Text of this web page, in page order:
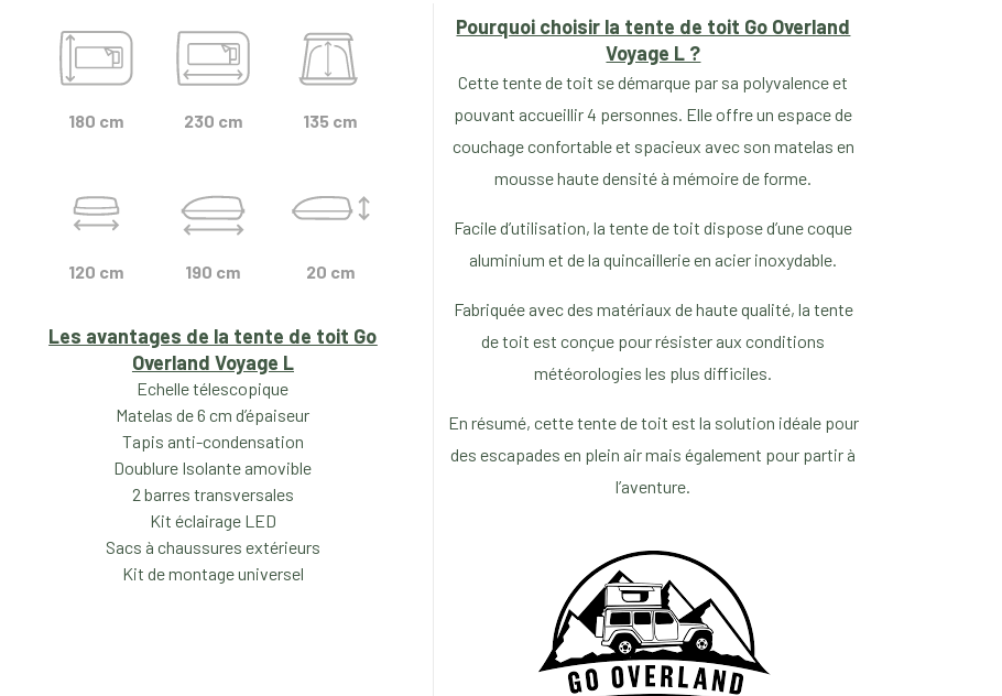
180 cm
120 cm
230 cm
190 cm
135 cm
20 cm
Les avantages de la tente de toit Go
Overland Voyage L
Echelle télescopique
Matelas de 6 cm d’épaiseur
Tapis anti-condensation
Doublure Isolante amovible
2 barres transversales
Kit éclairage LED
Sacs à chaussures extérieurs
Kit de montage universel
Pourquoi choisir la tente de toit Go Overland
Voyage L ?
Cette tente de toit se démarque par sa polyvalence et
pouvant accueillir 4 personnes. Elle offre un espace de
couchage confortable et spacieux avec son matelas en
mousse haute densité à mémoire de forme.
Facile d’utilisation, la tente de toit dispose d’une coque
aluminium et de la quincaillerie en acier inoxydable.
Fabriquée avec des matériaux de haute qualité, la tente
de toit est conçue pour résister aux conditions
météorologies les plus difficiles.
En résumé, cette tente de toit est la solution idéale pour
des escapades en plein air mais également pour partir à
l’aventure.